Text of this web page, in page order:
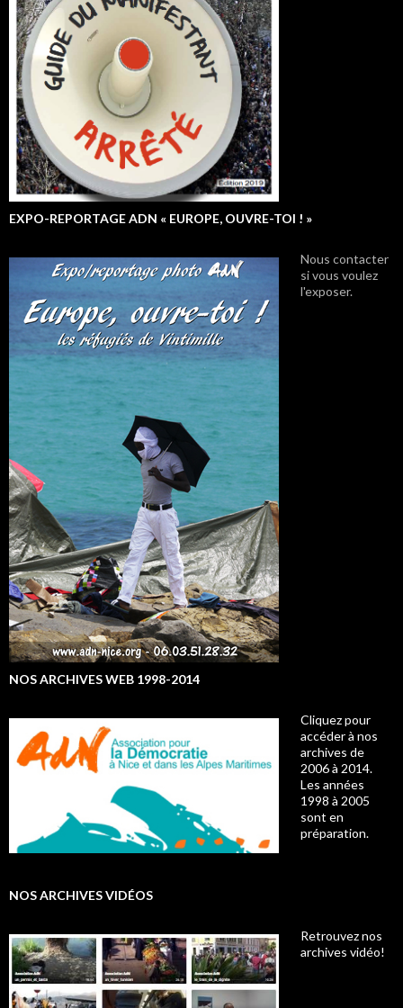
EXPO-REPORTAGE ADN « EUROPE, OUVRE-TOI ! »
Nous contacter
si vous voulez
l'exposer.
NOS ARCHIVES WEB 1998-2014
Cliquez pour
accéder à nos
archives de
2006 à 2014.
Les années
1998 à 2005
sont en
préparation.
NOS ARCHIVES VIDÉOS
Retrouvez nos
archives vidéo!